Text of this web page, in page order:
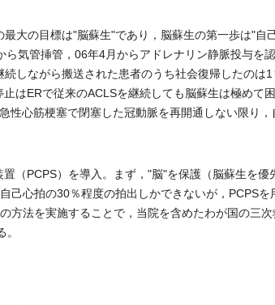
大の目標は"脳蘇生"であり，脳蘇生の第一歩は"自
気管挿管，06年4月からアドレナリン静脈投与を
しながら搬送された患者のうち社会復帰したのは
はERで従来のACLSを継続しても脳蘇生は極めて
心筋梗塞で閉塞した冠動脈を再開通しない限り，
（PCPS）を導入。まず，"脳"を保護（脳蘇生を優
己心拍の30％程度の拍出しかできないが，PCPSを
方法を実施することで，当院を含めたわが国の三次